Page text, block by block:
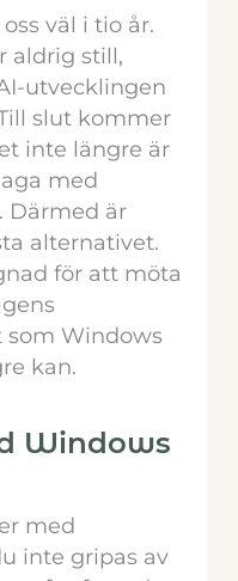
väl i tio år.
aldrig still,
utvecklingen
slut kommer
inte längre är
med
Därmed är
alternativet.
för att möta
Windows
kan.
Windows
med
inte gripas av